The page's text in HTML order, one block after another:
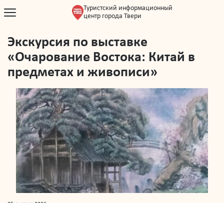
Туристский информационный
центр города Твери
Экскурсия по выставке
«Очарование Востока: Китай в
предметах и живописи»